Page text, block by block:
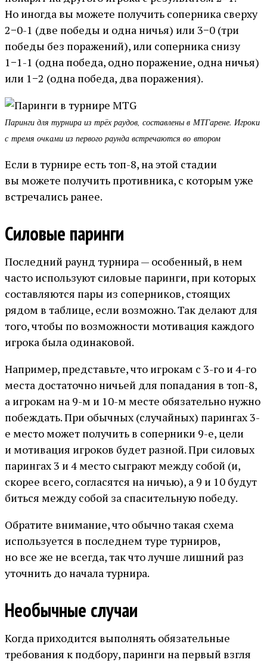
Но иногда вы можете получить соперника сверху
2−0-1 (две победы и одна ничья) или 3−0 (три
победы без поражений), или соперника снизу
1−1-1 (одна победа, одно поражение, одна ничья)
или 1−2 (одна победа, два поражения).
Паринги для турнира из трёх раудов, составлены в МТГарене. Игроки
с тремя очками из первого раунда встречаются во втором
Если в турнире есть топ-8, на этой стадии
вы можете получить противника, с которым уже
встречались ранее.
Силовые паринги
Последний раунд турнира — особенный, в нем
часто используют силовые паринги, при которых
составляются пары из соперников, стоящих
рядом в таблице, если возможно. Так делают для
того, чтобы по возможности мотивация каждого
игрока была одинаковой.
Например, представьте, что игрокам с 3-го и 4-го
места достаточно ничьей для попадания в топ-8,
а игрокам на 9-м и 10-м месте обязательно нужно
побеждать. При обычных (случайных) парингах 3-
е место может получить в соперники 9-е, цели
и мотивация игроков будет разной. При силовых
парингах 3 и 4 место сыграют между собой (и,
скорее всего, согласятся на ничью), а 9 и 10 будут
биться между собой за спасительную победу.
Обратите внимание, что обычно такая схема
используется в последнем туре турниров,
но все же не всегда, так что лучше лишний раз
уточнить до начала турнира.
Необычные случаи
Когда приходится выполнять обязательные
требования к подбору, паринги на первый взгля